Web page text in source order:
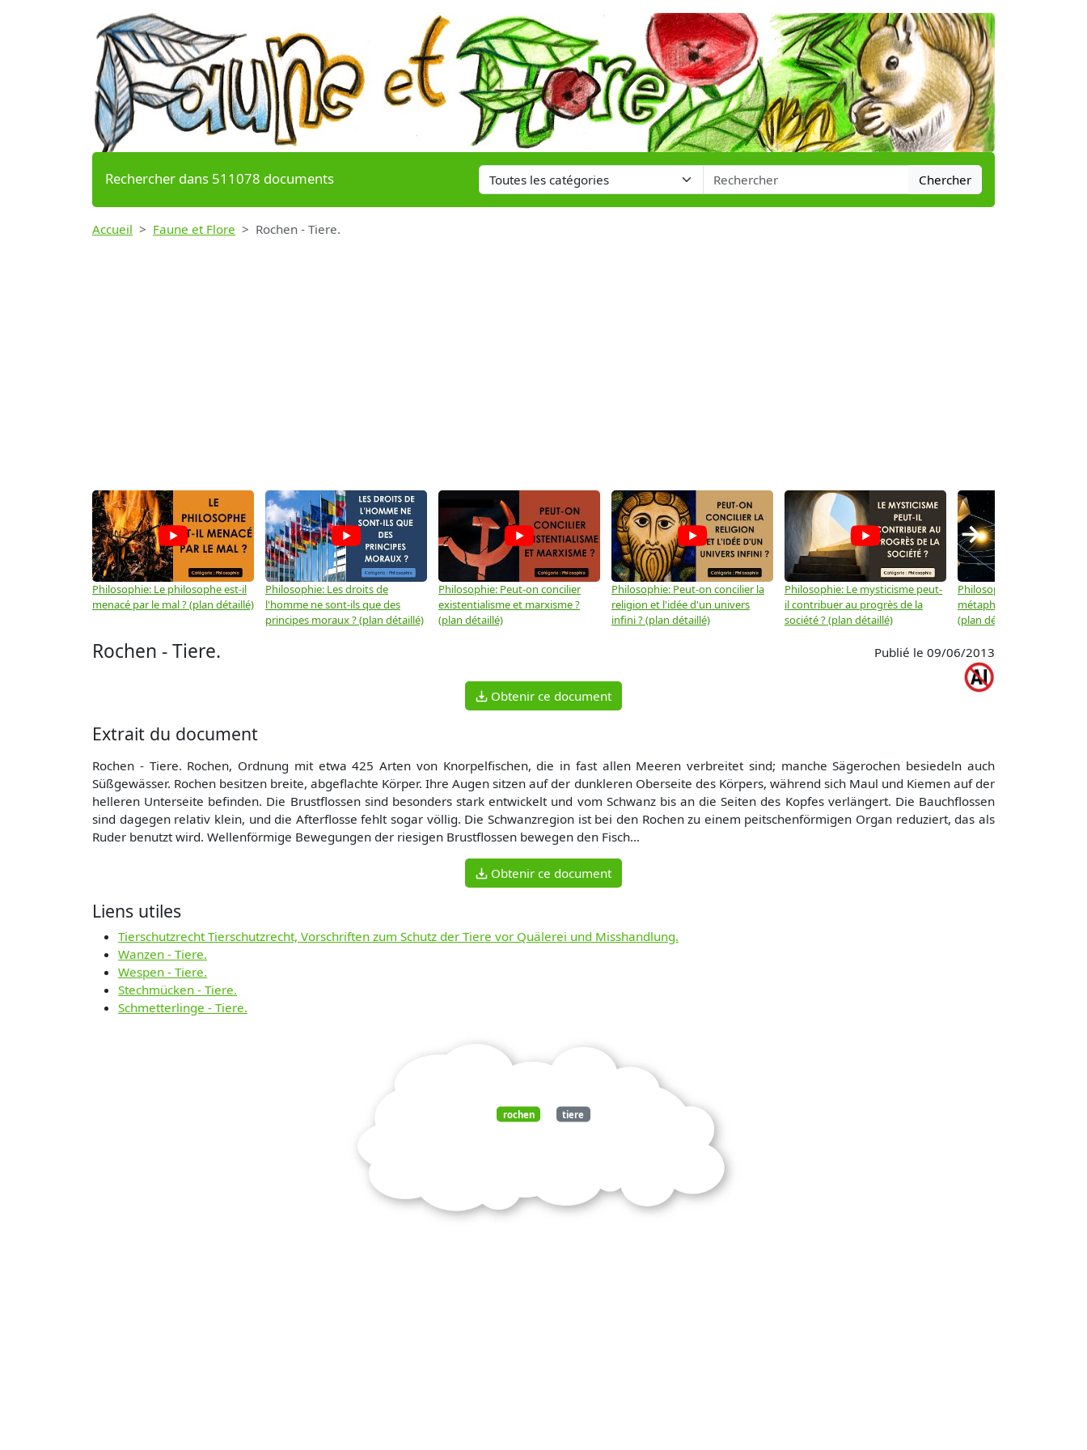
Rechercher dans 511078 documents Chercher
Accueil Faune et Flore Rochen - Tiere.
Philosophie: Le philosophe est-il
menacé par le mal ? (plan détaillé)
Philosophie: Les droits de
l'homme ne sont-ils que des
principes moraux ? (plan détaillé)
Philosophie: Peut-on concilier
existentialisme et marxisme ?
(plan détaillé)
Philosophie: Peut-on concilier la
religion et l'idée d'un univers
infini ? (plan détaillé)
Philosophie: Le mysticisme peut-
il contribuer au progrès de la
société ? (plan détaillé)
Philosophie: Peut-on lier la
métaphysique à la
(plan détaillé)
→
Rochen - Tiere. Publié le 09/06/2013
Obtenir ce document
Extrait du document
Rochen - Tiere. Rochen, Ordnung mit etwa 425 Arten von Knorpelfischen, die in fast allen Meeren verbreitet sind; manche Sägerochen besiedeln auch
Süßgewässer. Rochen besitzen breite, abgeflachte Körper. Ihre Augen sitzen auf der dunkleren Oberseite des Körpers, während sich Maul und Kiemen auf der
helleren Unterseite befinden. Die Brustflossen sind besonders stark entwickelt und vom Schwanz bis an die Seiten des Kopfes verlängert. Die Bauchflossen
sind dagegen relativ klein, und die Afterflosse fehlt sogar völlig. Die Schwanzregion ist bei den Rochen zu einem peitschenförmigen Organ reduziert, das als
Ruder benutzt wird. Wellenförmige Bewegungen der riesigen Brustflossen bewegen den Fisch...
Obtenir ce document
Liens utiles
Tierschutzrecht Tierschutzrecht, Vorschriften zum Schutz der Tiere vor Quälerei und Misshandlung.
Wanzen - Tiere.
Wespen - Tiere.
Stechmücken - Tiere.
Schmetterlinge - Tiere.
rochen tiere